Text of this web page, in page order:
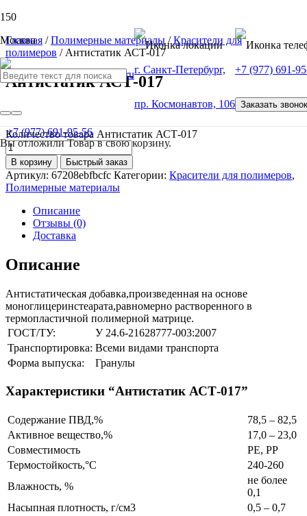
Москва
г. Санкт-Петербург,
пр. Космонавтов, 106
+7 (977) 691-
Заказать звонок
Вы отложилиТоварв свою корзину.
+7 (977) 691-95-56
Главная /Полимерные материалы /Красители для
полимеров / Антистатик АСТ-017
Антистатик АСТ-017
от100
Количество товара Антистатик АСТ-017
В корзину Быстрый заказ
Артикул: 67208ebfbcfc Категории: Красители для полимеров,
Полимерные материалы
Описание
Отзывы (0)
Доставка
Описание
Антистатическая добавка,произведенная на основе
моноглицеринстеарата,равномерно растворенного в
термопластичной полимерной матрице.
ГОСТ/ТУ:
У 24.6-21628777-003:2007
Транспортировка: Всеми видами транспорта
Форма выпуска:
Гранулы
Характеристики “Антистатик АСТ-017”
Содержание ПВД,%
78,5 – 82,5
Активное вещество,%
17,0 – 23,0
Совместимость
PE, PP
Термостойкость,°С
240-260
Влажность, %
не более
0,1
Насыпная плотность, г/см3
0,5 – 0,7